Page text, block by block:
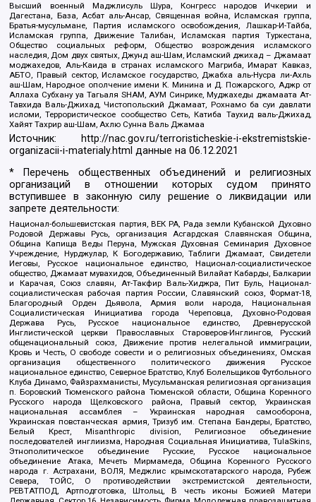
Высший военный Маджлисуль Шура, Конгресс народов Ичкерии и
Дагестана, База, Асбат аль-Ансар, Священная война, Исламская группа,
Братья-мусульмане, Партия исламского освобождения, Лашкар-И-Тайба,
Исламская группа, Движение Талибан, Исламская партия Туркестана,
Общество социальных реформ, Общество возрождения исламского
наследия, Дом двух святых, Джунд аш-Шам, Исламский джихад – Джамаат
моджахедов, Аль-Каида в странах исламского Магриба, Имарат Кавказ,
АБТО, Правый сектор, Исламское государство, Джабха аль-Нусра ли-Ахль
аш-Шам, Народное ополчение имени К. Минина и Д. Пожарского, Аджр от
Аллаха Субхану уа Тагьаля SHAM, АУМ Синрике, Муджахеды джамаата Ат-
Тавхида Валь-Джихад, Чистопольский Джамаат, Рохнамо ба суи давлати
исломи, Террористическое сообщество Сеть, Катиба Таухид валь-Джихад,
Хайят Тахрир аш-Шам, Ахлю Сунна Валь Джамаа
Источник:
http://nac.gov.ru/terroristicheskie-i-ekstremistskie-
organizacii-i-materialy.html данные на06.12.2021
* Перечень общественных объединений и религиозных
организаций в отношении которых судом принято
вступившее в законную силу решение о ликвидации или
запрете деятельности:
Национал-большевистская партия, ВЕК РА, Рада земли Кубанской Духовно
Родовой Державы Русь, организация Асгардская Славянская Община,
Община Капища Веды Перуна, Мужская Духовная Семинария Духовное
Учреждение, Нурджулар, К Богодержавию, Таблиги Джамаат, Свидетели
Иеговы, Русское национальное единство, Национал-социалистическое
общество, Джамаат мувахидов, Объединенный Вилайат Кабарды, Балкарии
и Карачая, Союз славян, Ат-Такфир Валь-Хиджра, Пит Буль, Национал-
социалистическая рабочая партия России, Славянский союз, Формат-18,
Благородный Орден Дьявола, Армия воли народа, Национальная
Социалистическая Инициатива города Череповца, Духовно-Родовая
Держава Русь, Русское национальное единство, Древнерусской
Инглистической церкви Православных Староверов-Инглингов, Русский
общенациональный союз, Движение против нелегальной иммиграции,
Кровь и Честь, О свободе совести и о религиозных объединениях, Омская
организация общественного политического движения Русское
национальное единство, Северное Братство, Клуб Болельщиков Футбольного
Клуба Динамо, Файзрахманисты, Мусульманская религиозная организация
п. Боровский Тюменского района Тюменской области, Община Коренного
Русского народа Щелковского района, Правый сектор, Украинская
национальная ассамблея – Украинская народная самооборона,
Украинская повстанческая армия, Тризуб им. Степана Бандеры, Братство,
Белый Крест, Misanthropic division, Религиозное объединение
последователей инглиизма, Народная Социальная Инициатива, TulaSkins,
Этнополитическое объединение Русские, Русское национальное
объединение Атака, Мечеть Мирмамеда, Община Коренного Русского
народа г. Астрахани, ВОЛЯ, Меджлис крымскотатарского народа, Рубеж
Севера, ТОЙС, О противодействии экстремистской деятельности,
РЕВТАТПОД, Артподготовка, Штольц, В честь иконы Божией Матери